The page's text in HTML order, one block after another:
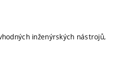
inženýrských nástrojů,